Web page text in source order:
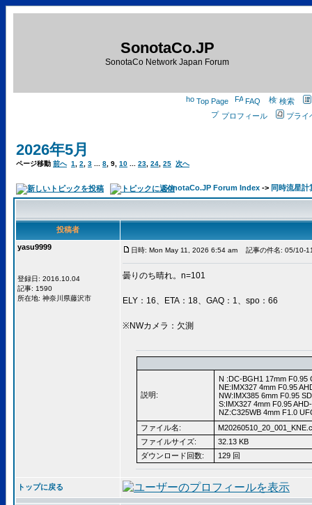
SonotaCo.JP
SonotaCo Network Japan Forum
Top Page FAQ
検索
プロフィール
プライ
2026年5月
ページ移動 前へ 1 2 3 8 9 10 23 24 25 次へ
SonotaCo.JP Forum Index -> 同時流星
投稿者
yasu9999
登録日: 2016.10.04
記事: 1590
所在地: 神奈川県藤沢市
日時: Mon May 11, 2026 6:54 am 記事の件名: 05/10-
曇りのち晴れ。n=101
ELY：16、ETA：18、GAQ：1、spo：66
※NWカメラ：欠測
説明:
N :DC-BGH1 17mm F0.95
NE:IMX327 4mm F0.95
NW:IMX385 6mm F0.95
S:IMX327 4mm F0.95
NZ:C325WB 4mm F1.0
ファイル名:
ファイルサイズ:
32.13 KB
ダウンロード回数:
129 回
トップに戻る